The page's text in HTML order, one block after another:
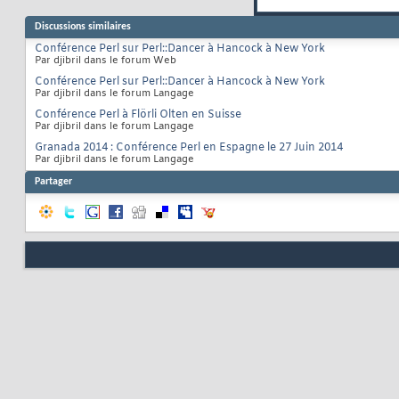
Discussions similaires
Conférence Perl sur Perl::Dancer à Hancock à New York
Par djibril dans le forum Web
Conférence Perl sur Perl::Dancer à Hancock à New York
Par djibril dans le forum Langage
Conférence Perl à Flörli Olten en Suisse
Par djibril dans le forum Langage
Granada 2014 : Conférence Perl en Espagne le 27 Juin 2014
Par djibril dans le forum Langage
Partager